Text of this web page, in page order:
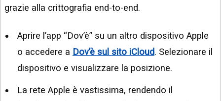
grazie alla crittografia end-to-end.
Aprire l’app “Dov’è” su un altro dispositivo Apple
o accedere a Dov’è sul sito iCloud. Selezionare il
dispositivo e visualizzare la posizione.
La rete Apple è vastissima, rendendo il